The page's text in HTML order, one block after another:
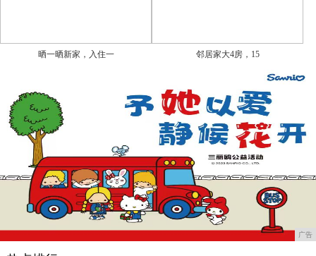
晒一晒新家，入住一 邻居家大4房，15
广告